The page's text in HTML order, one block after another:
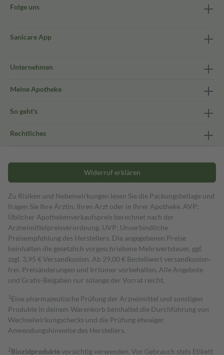
Folge uns
Sanicare App
Unternehmen
Meine Apotheke
So geht's
Rechtliches
Widerruf erklären
Zu Risiken und Nebenwirkungen lesen Sie die Packungsbeilage und
fragen Sie Ihre Ärztin, Ihren Arzt oder in Ihrer Apotheke. AVP:
Üblicher Apothekenverkaufspreis berechnet nach der
Arzneimittelpreisverordnung. UVP: Unverbindliche
Preisempfehlung des Herstellers. Die angegebenen Preise
beinhalten die gesetzlich vorgeschriebene Mehrwertsteuer, ggf.
zzgl. 3,95 € Versandkosten. Ab 29,00 € Bestell­wert versand­kosten­
frei. Preisänderungen und Irrtümer vorbehalten. Alle Angebote
und Gratis-Beigaben nur solange der Vorrat reicht.
1 Eine pharmazeutische Prüfung der Arzneimittel und sonstigen
Produkte in deinem Warenkorb beinhaltet die Durchführung von
Wechselwirkungschecks und die Prüfung etwaiger
Anwendungshinweise des Herstellers.
2Biozidproduktevorsichtig verwenden. Vor Gebrauch stets Etikett